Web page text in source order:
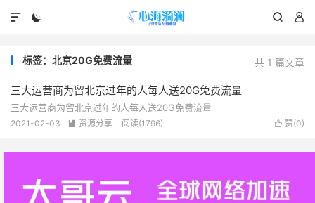
  

共 1 篇文章
标签：北京20G免费流量
三大运营商为留北京过年的人每人送20G免费流量
三大运营商为留北京过年的人每人送20G免费流量
 赞(0)
2021-02-03  资源分享 阅读(1796)